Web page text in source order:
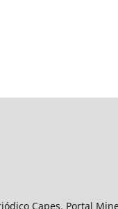
Capes, Portal